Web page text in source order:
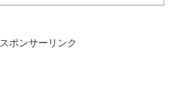
スポンサーリンク